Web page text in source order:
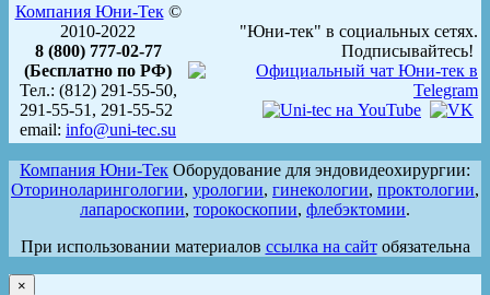
Компания Юни-Тек©
2010-2022
8 (800) 777-02-77
(Бесплатно по РФ)
Тел.: (812) 291-55-50,
291-55-51, 291-55-52
email: info@uni-tec.su
"Юни-тек" в социальных сетях.
Подписывайтесь!
Компания Юни-Тек Оборудование для эндовидеохирургии:
Оториноларингологии, урологии, гинекологии, проктологии,
лапароскопии, торокоскопии, флебэктомии.
При использовании материалов ссылка на сайтобязательна
×